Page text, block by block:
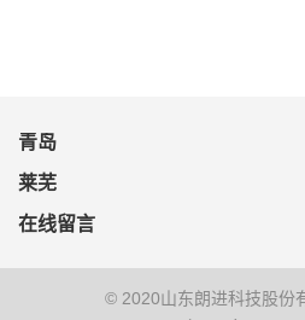
青岛
莱芜
在线留言
© 2020山东朗进科技股份